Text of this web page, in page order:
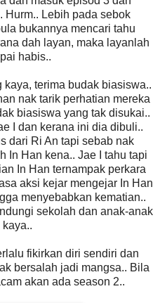
Hurm.. Lebih pada sebok
bukannya mencari tahu
dah layan, maka layanlah
habis..
terima budak biasiswa..
nak tarik perhatian mereka
biasiswa yang tak disukai..
I dan kerana ini dia dibuli..
dari Ri An tapi sebab nak
In Han kena.. Jae I tahu tapi
In Han ternampak perkara
aksi kejar mengejar In Han
menyebabkan kematian..
sekolah dan anak-anak
fikirkan diri sendiri dan
bersalah jadi mangsa.. Bila
akan ada season 2..